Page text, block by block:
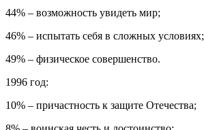
44% – возможность увидеть мир;
46% – испытать себя в сложных условиях;
49% – физическое совершенство.
1996 год:
10% – причастность к защите Отечества;